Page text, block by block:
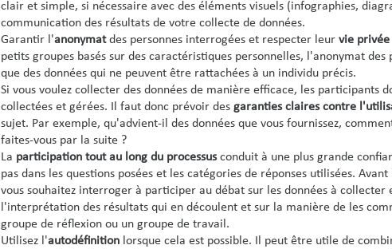
clair et simple, si nécessaire avec des éléments visuels (infographies,
communication des résultats de votre collecte de données.
Garantir l'anonymatdes personnes interrogées et respecter leur vie privée
petits groupes basés sur des caractéristiques personnelles, l'anonymat
que des données qui ne peuvent être rattachées à un individu précis.
Si vous voulez collecter des données de manière efficace, les participants
collectées et gérées. Il faut donc prévoir des garanties claires contre
sujet. Par exemple, qu'advient-il des données que vous fournissez,
faites-vous par la suite ?
La participation tout au long du processusconduit à une plus grande
pas dans les questions posées et les catégories de réponses utilisées.
vous souhaitez interroger à participer au débat sur les données à
l'interprétation des résultats qui en découlent et sur la manière de les
groupe de réflexion ou un groupe de travail.
Utilisez l'autodéfinitionlorsque cela est possible. Il peut être utile de